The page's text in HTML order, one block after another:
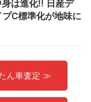
は進化!! 日産デ
C標準化が地味に
ん車査定 ≫